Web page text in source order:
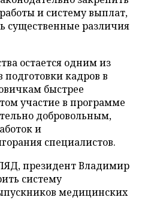
и систему выплат,
существенные различия
остается одним из
кадров в
быстрее
участие в программе
добровольным,
и
специалистов.
президент Владимир
систему
медицинских